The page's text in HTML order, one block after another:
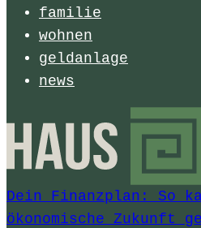
familie
wohnen
geldanlage
news
Dein Finanzplan: So
ökonomische Zukunft